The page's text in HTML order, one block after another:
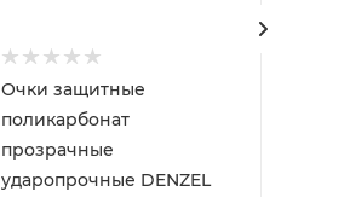
Очки защитные
поликарбонат
прозрачные
ударопрочные DENZEL